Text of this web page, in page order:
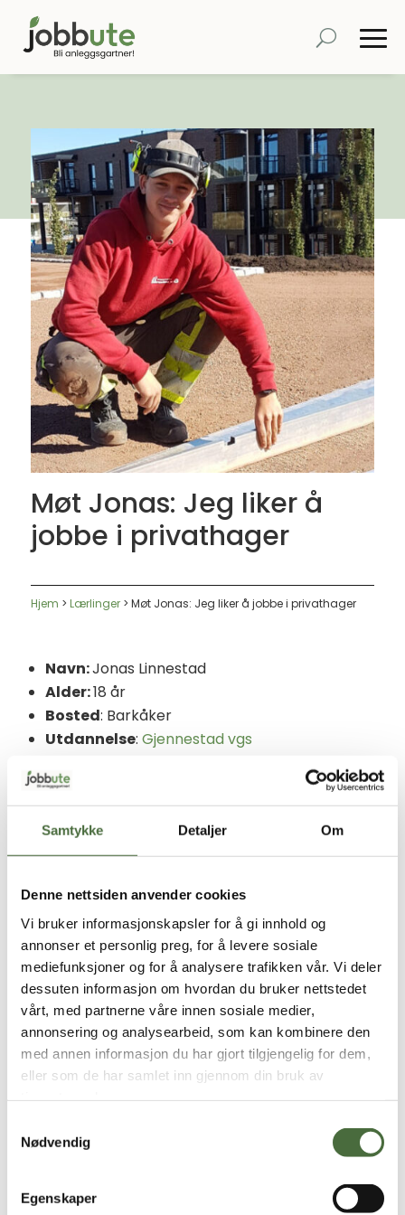
Samtykke Detaljer Om
Denne nettsiden anvender cookies
Vi bruker informasjonskapsler for å gi innhold og
annonser et personlig preg, for å levere sosiale
mediefunksjoner og for å analysere trafikken vår. Vi deler
dessuten informasjon om hvordan du bruker nettstedet
vårt, med partnerne våre innen sosiale medier,
annonsering og analysearbeid, som kan kombinere den
med annen informasjon du har gjort tilgjengelig for dem,
eller som de har samlet inn gjennom din bruk av
Nødvendig
Egenskaper
Møt Jonas: Jeg liker å
jobbe i privathager
Hjem > Lærlinger> Møt Jonas: Jeg liker å jobbe i privathager
Navn:Jonas Linnestad
Alder:18 år
Bosted: Barkåker
Utdannelse: Gjennestad vgs
Firma
Hva slags prosjekter jobber du med?
Akkurat nå jobber jeg på Jarlsø Nærmiljøanlegg,
en slags idrettsplass for beboerne på øya
Jarlsø. Der bygger vi styrkeapparater,
tennisbane, lekeområder og mye mer. Jeg har
også jobbet mye sammen med andre kollegaer
og satt kantstein og annet grunnarbeid.
Lærlingeperioden startet jeg med noen uker på
vedlikeholdsavdelingen med luking. Jeg kjenner
godt til bedriften, siden jeg har jobbet tre somre
som sommerhjelp – det anbefaler jeg alle som
har lyst til å bli kjent med yrket!
privathager. Da har jeg oversikt, ser at det går
framover og får resultater relativt raskt.